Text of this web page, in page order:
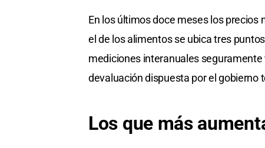
En los últimos doce meses los precios
el de los alimentos se ubica tres
mediciones interanuales
devaluación dispuesta por el gobierno
Los que más